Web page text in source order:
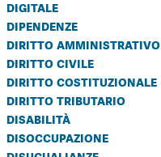
digitale
dipendenze
diritto amministrativo
diritto civile
diritto costituzionale
diritto tributario
disabilità
disoccupazione